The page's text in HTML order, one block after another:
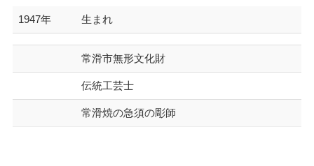
1947年 生まれ
常滑市無形文化財
伝統工芸士
常滑焼の急須の彫師